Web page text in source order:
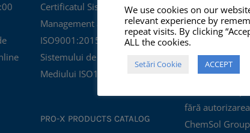
Certificatul Sistemului de
Management al Calității
ISO9001:2015 și Certificatul
Sistemului de Management al
Mediului ISO14001:2015.
PRO-X PRODUCTS CATALOG
copierea,
folosirea în
comerciale, NU
modificarea,
sau editarea lor
fără
ChemSol
We use cookies on our
relevant experience by
repeat visits. By clicking
ALL the cookies.
Setări Cookie ACCEPT